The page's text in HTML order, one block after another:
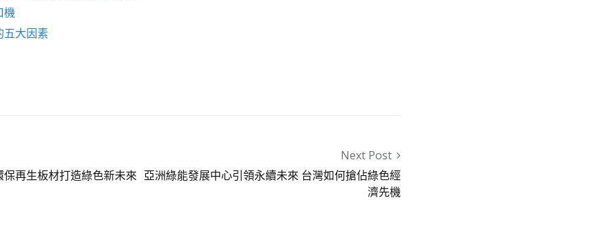
機
五大因素
再生板材打造綠色新未來
Next Post
亞洲綠能發展中心引領永續未來 台灣如何搶佔綠色經
濟先機